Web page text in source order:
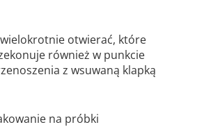
otwierać, które
również w punkcie
z wsuwaną klapką
na próbki